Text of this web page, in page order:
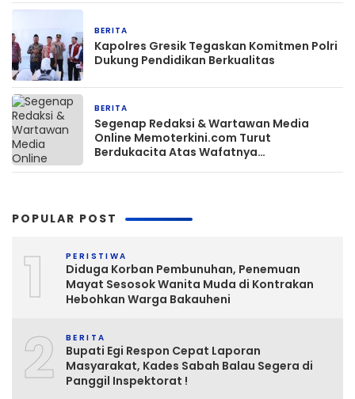
BERITA
Kapolres Gresik Tegaskan Komitmen Polri
Dukung Pendidikan Berkualitas
BERITA
Segenap Redaksi & Wartawan Media
Online Memoterkini.com Turut
Berdukacita Atas Wafatnya
POPULAR POST
1 PERISTIWA
Diduga Korban Pembunuhan, Penemuan
Mayat Sesosok Wanita Muda di Kontrakan
Hebohkan Warga Bakauheni
2 BERITA
Bupati Egi Respon Cepat Laporan
Masyarakat, Kades Sabah Balau Segera di
Panggil Inspektorat !